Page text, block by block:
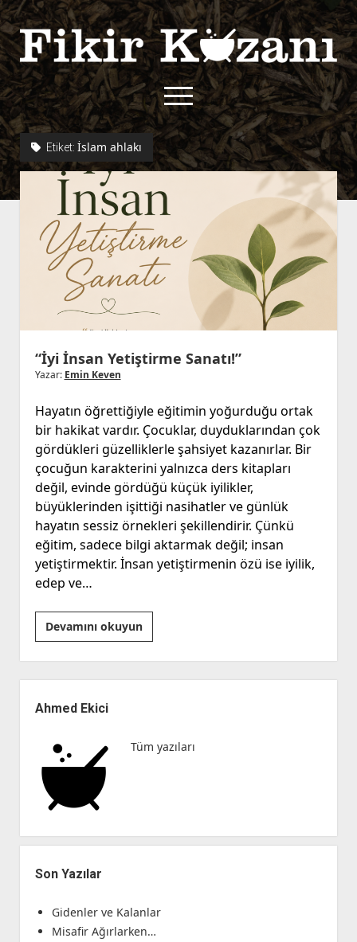
Fikir
Kazanı
menüyü
aç
twitterfacebook
rss
menüyü
aç
Kullanım Koşulları
Gizlilik Politikası
Çerez Politikası
İletişim
Kurallar
Başvuru
Etiket: İslam ahlakı
“İyi İnsan Yetiştirme Sanatı!”
Yazar: Emin Keven
Hayatın öğrettiğiyle eğitimin yoğurduğu ortak
bir hakikat vardır. Çocuklar, duyduklarından çok
gördükleri güzelliklerle şahsiyet kazanırlar. Bir
çocuğun karakterini yalnızca ders kitapları
değil, evinde gördüğü küçük iyilikler,
büyüklerinden işittiği nasihatler ve günlük
hayatın sessiz örnekleri şekillendirir. Çünkü
eğitim, sadece bilgi aktarmak değil; insan
yetiştirmektir. İnsan yetiştirmenin özü ise iyilik,
edep ve…
Devamını okuyun“İyi
İnsan
Yetiştirme
Sanatı!”
Menü
Ahmed Ekici
Tüm yazıları
Son Yazılar
Gidenler ve Kalanlar
Misafir Ağırlarken…